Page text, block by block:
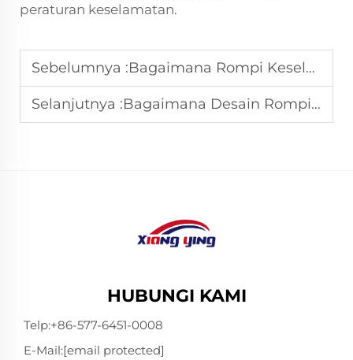
peraturan keselamatan.
Sebelumnya :Bagaimana Rompi Keselamatan Meningkatkan Efisiensi dalam Operasi Pertambangan
Selanjutnya :Bagaimana Desain Rompi Keselamatan Meningkatkan Visibilitas Pekerja
HUBUNGI KAMI
Telp:+86-577-6451-0008
E-Mail:[email protected]